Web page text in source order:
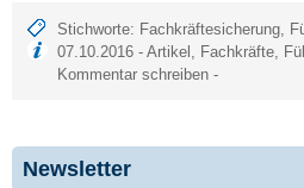
Stichworte: Fachkräftesicherung
07.10.2016 -Artikel Fachkräfte
Kommentar schreiben -
Newsletter